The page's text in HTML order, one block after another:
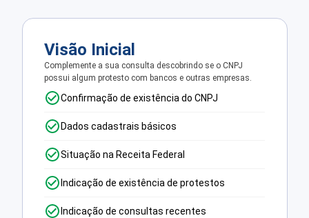
Visão Inicial
Complemente a sua consulta descobrindo se o CNPJ
possui algum protesto com bancos e outras empresas.
Confirmação de existência do CNPJ
Dados cadastrais básicos
Situação na Receita Federal
Indicação de existência de protestos
Indicação de consultas recentes